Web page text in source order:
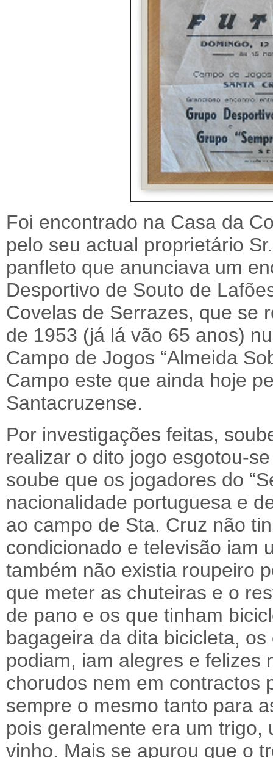
Foi encontrado na Casa da
pelo seu actual proprietário
panfleto que anunciava um
Desportivo de Souto de
Covelas de Serrazes, que se
de 1953 (já lá vão 65 anos)
Campo de Jogos “Almeida
Campo este que ainda hoje
Santacruzense.
Por investigações feitas,
realizar o dito jogo esgotou-
soube que os jogadores do
nacionalidade portuguesa e
ao campo de Sta. Cruz não
condicionado e televisão iam
também não existia roupeiro
que meter as chuteiras e o
de pano e os que tinham
bagageira da dita bicicleta,
podiam, iam alegres e felizes
chorudos nem em contractos
sempre o mesmo tanto para
pois geralmente era um
vinho. Mais se apurou que o